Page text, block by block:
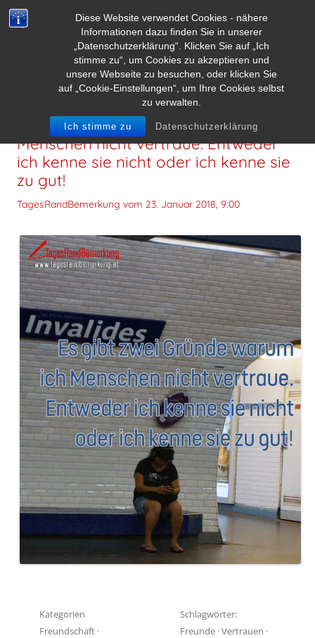
Diese Website verwendet Cookies - nähere
Informationen dazu finden Sie in unserer
„Datenschutzerklärung“. Klicken Sie auf „Ich
stimme zu“, um Cookies zu akzeptieren und
unsere Webseite zu besuchen, oder klicken Sie
auf „Cookie-Einstellungen“, um Ihre Cookies selbst
zu verwalten.
Ich stimme zu Datenschutzerklärung
Es gibt zwei Gründe warum ich
Menschen nicht vertraue. Entweder
ich kenne sie nicht oder ich kenne sie
zu gut!
TagesRandBemerkung vom 23. Januar 2018, 9:00
Kategorien
Freundschaft ·
Schlagwörter:
Freunde ·Vertrauen ·